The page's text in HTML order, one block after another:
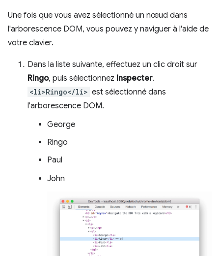
Une fois que vous avez sélectionné un nœud dans
l'arborescence DOM, vous pouvez y naviguer à l'aide de
votre clavier.
Dans la liste suivante, effectuez un clic droit sur
Ringo, puis sélectionnez Inspecter.
<li>Ringo</li> est sélectionné dans
l'arborescence DOM.
George
Ringo
Paul
John